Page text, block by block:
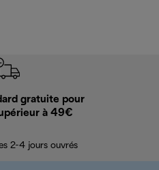
gratuite pour
à 49€
2-4 jours ouvrés